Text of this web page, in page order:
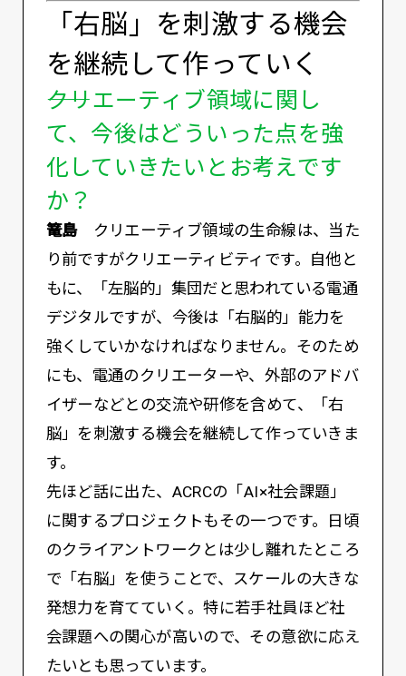
「右脳」を刺激する機会
を継続して作っていく
――クリエーティブ領域に関し
て、今後はどういった点を強
化していきたいとお考えです
か？
篭島クリエーティブ領域の生命線は、当た
り前ですがクリエーティビティです。自他と
もに、「左脳的」集団だと思われている電通
デジタルですが、今後は「右脳的」能力を
強くしていかなければなりません。そのため
にも、電通のクリエーターや、外部のアドバ
イザーなどとの交流や研修を含めて、「右
脳」を刺激する機会を継続して作っていきま
す。
先ほど話に出た、ACRCの「AI×社会課題」
に関するプロジェクトもその一つです。日頃
のクライアントワークとは少し離れたところ
で「右脳」を使うことで、スケールの大きな
発想力を育てていく。特に若手社員ほど社
会課題への関心が高いので、その意欲に応え
たいとも思っています。